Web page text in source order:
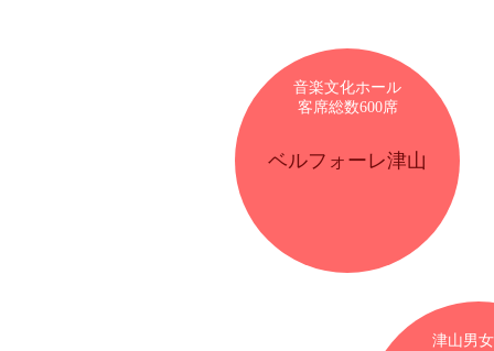
音楽文化ホール
客席総数600席
ベルフォーレ津山
津山男